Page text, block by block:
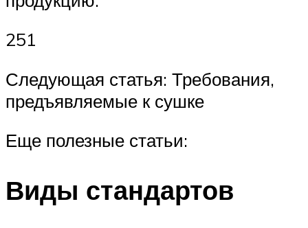
251
Следующая статья: Требования,
предъявляемые к сушке
Еще полезные статьи:
Виды стандартов